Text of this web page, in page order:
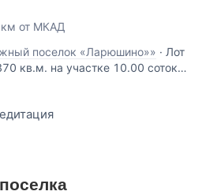
от МКАД
поселок «Ларюшино»» · Лот
кв.м. на участке 10.00 соток.
Рублево-Успенское
12 сот. На участке
на 2 автомобиля. На